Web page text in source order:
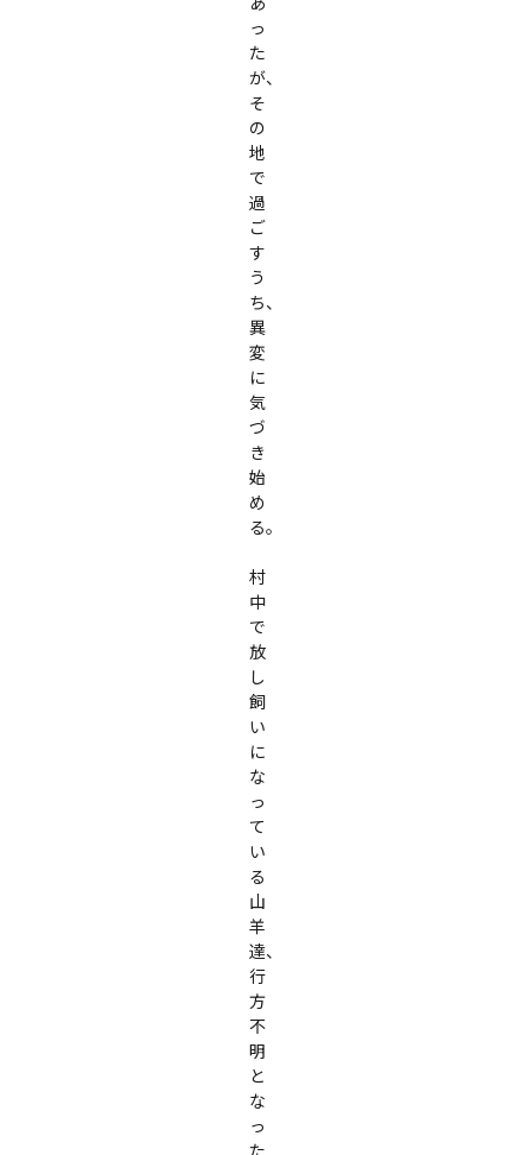
っ
た
が、
そ
の
地
で
過
ご
す
う
ち、
異
変
に
気
づ
き
始
め
る。
村
中
で
放
し
飼
い
に
な
っ
て
い
る
山
羊
達、
行
方
不
明
と
な
っ